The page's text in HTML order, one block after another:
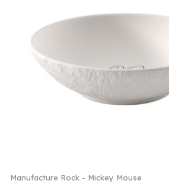
Manufacture Rock - Mickey Mouse